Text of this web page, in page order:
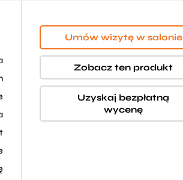
Umów wizytę w salonie
Zobacz ten produkt
Uzyskaj bezpłatną
wycenę